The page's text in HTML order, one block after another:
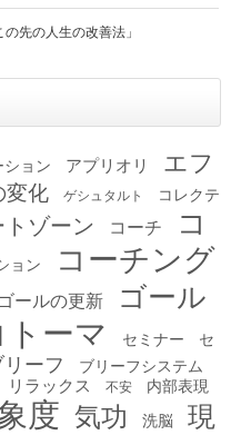
先の人生の改善法」
ション アプリオリ
エフ
変化 ゲシュタルト
コレクテ
トゾーン コーチ
コ
ョン
コーチング
ゴールの更新
ゴール
トーマ セミナー
セ
リーフ ブリーフシステム
リラックス 不安 内部表現
度 気功 洗脳
現